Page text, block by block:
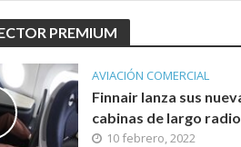
PREMIUM
AVIACIÓN COMERCIAL
Finnair lanza sus
cabinas de largo radio
10 febrero, 2022